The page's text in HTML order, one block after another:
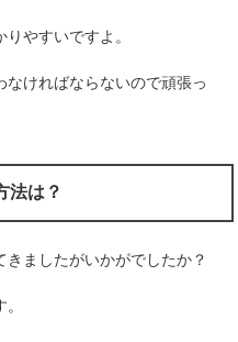
やすいですよ。
なければならないので頑張っ
法は？
ましたがいかがでしたか？